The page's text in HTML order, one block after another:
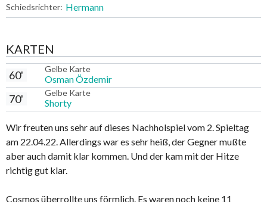
Schiedsrichter: Hermann
KARTEN
Gelbe Karte
Osman Özdemir
60'
Gelbe Karte
Shorty
70'
Wir freuten uns sehr auf dieses Nachholspiel vom 2. Spieltag
am 22.04.22. Allerdings war es sehr heiß, der Gegner mußte
aber auch damit klar kommen. Und der kam mit der Hitze
richtig gut klar.
Cosmos überrollte uns förmlich. Es waren noch keine 11